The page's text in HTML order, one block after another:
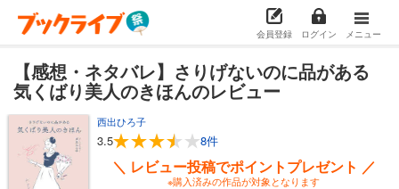
会員登録 ログイン メニュー
【感想・ネタバレ】さりげないのに品がある
気くばり美人のきほんのレビュー
西出ひろ子
3.5 8件
＼ レビュー投稿でポイントプレゼント ／
※購入済みの作品が対象となります